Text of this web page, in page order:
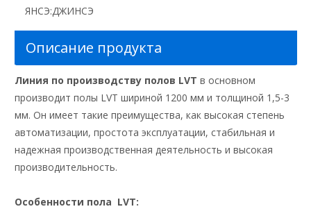
ЯНСЭ:ДЖИНСЭ
Описание продукта
Линия по производству полов LVT в основном
производит полы LVT шириной 1200 мм и толщиной 1,5-3
мм. Он имеет такие преимущества, как высокая степень
автоматизации, простота эксплуатации, стабильная и
надежная производственная деятельность и высокая
производительность.
Особенности пола LVT: